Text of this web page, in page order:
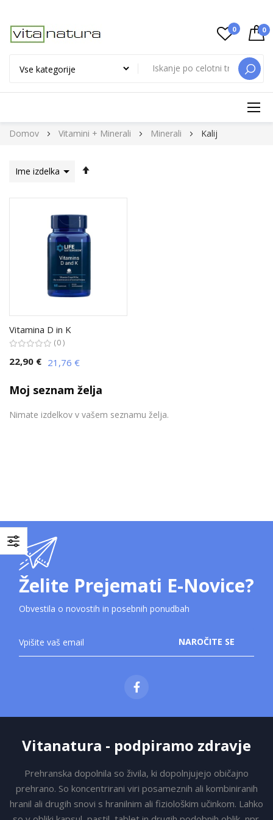
0 0
Preskoči
Domov Vitamini + Minerali Minerali Kalij
smer
Vitamina D in K
0
22,90 € 21,76 €
Moj seznam želja
Nimate izdelkov v vašem seznamu želja.
Želite Prejemati E-Novice?
Obvestila o novostih in posebnih ponudbah
se
NAROČITE SE
Vitanatura - podpiramo zdravje
Prehranska dopolnila so živila, ki dopolnjujejo običajno
prehrano. So koncentrirani viri posameznih ali kombiniranih
hranil ali drugih snovi s hranilnim ali fiziološkim učinkom. Lahko